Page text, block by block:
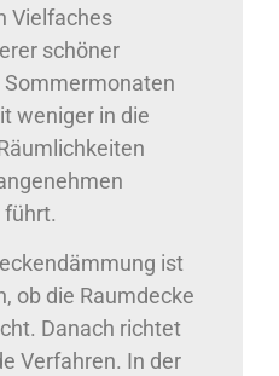
Vielfaches
schöner
weniger in die
ist
ob die Raumdecke
Danach richtet
Verfahren. In der